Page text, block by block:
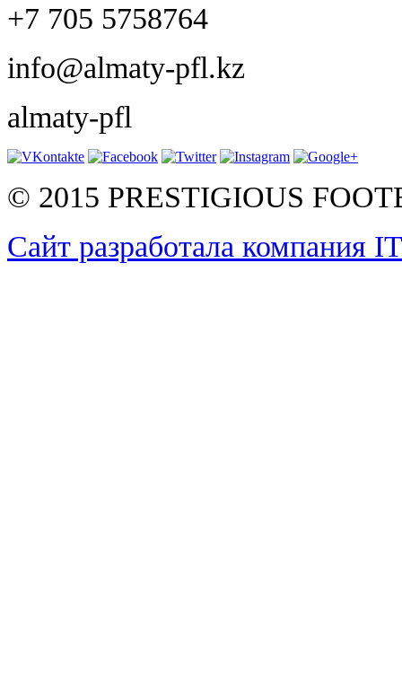
+7 705 5758764
info@almaty-pfl.kz
almaty-pfl
© 2015 PRESTIGIOUS
Сайт разработала компания